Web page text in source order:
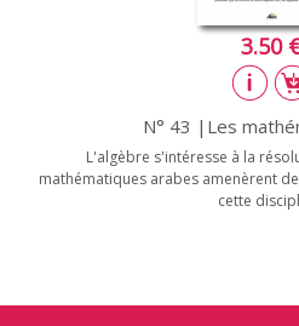
3.50
N° 43 |Les
L'algèbre s'intéresse à la
mathématiques arabes amenèrent
cette